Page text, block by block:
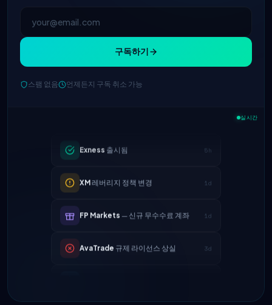
구독하기
스팸 없음 언제든지 구독 취소 가능
실시간
IC Markets EUR/USD 스프레드 축소
XM레버리지 정책 변경 1d
FP Markets — 신규 무수수료 계좌 1d
AvaTrade규제 라이선스 상실 3d
Tickmill출금 속도 24시간으로 단축 4d